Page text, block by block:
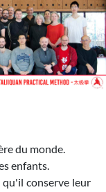
du monde.
enfants.
conserve leur